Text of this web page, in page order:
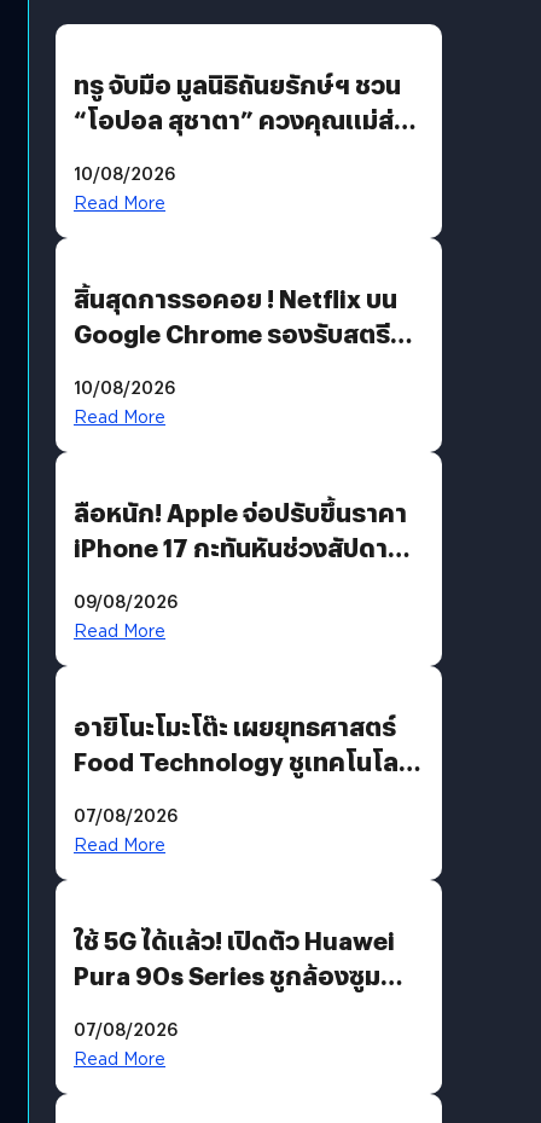
ทรู จับมือ มูลนิธิถันยรักษ์ฯ ชวน
“โอปอล สุชาตา” ควงคุณแม่ส่ง
เติมเต็มความหมายวันแม่ปีนี้
10/08/2026
Read More
สิ้นสุดการรอคอย ! Netflix บน
Google Chrome รองรับสตรีม
เงื่อนไขที่กำหนด
10/08/2026
Read More
ลือหนัก! Apple จ่อปรับขึ้นราคา
iPhone 17 กะทันหันช่วงสัปดาห์ที่
09/08/2026
Read More
อายิโนะโมะโต๊ะ เผยยุทธศาสตร์
Food Technology ชูเทคโนโลยี
บริโภคและ B2B
07/08/2026
Read More
ใช้ 5G ได้แล้ว! เปิดตัว Huawei
Pura 90s Series ชูกล้องซูม
07/08/2026
Read More